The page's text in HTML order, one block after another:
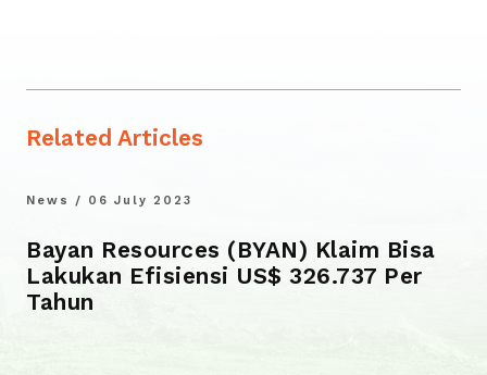
Related Articles
News / 06 July 2023
Bayan Resources (BYAN) Klaim Bisa
Lakukan Efisiensi US$ 326.737 Per
Tahun